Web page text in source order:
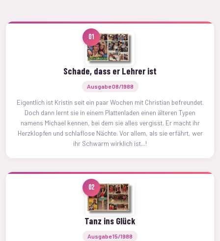
01
Schade, dass er Lehrer ist
Ausgabe 08/1988
Eigentlich ist Kristin seit ein paar Wochen mit Christian befreundet.
Doch dann lernt sie in einem Plattenladen einen älteren Typen
namens Michael kennen, bei dem sie alles vergisst. Er macht ihr
Herzklopfen und schlaflose Nächte. Vor allem, als sie erfährt, wer
ihr Schwarm wirklich ist...!
02
Tanz ins Glück
Ausgabe 15/1988